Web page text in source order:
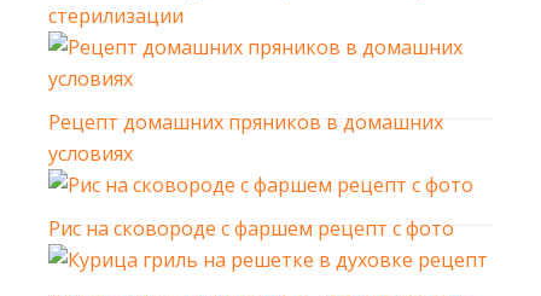
стерилизации
Рецепт домашних пряников в домашних
условиях
Рис на сковороде с фаршем рецепт с фото